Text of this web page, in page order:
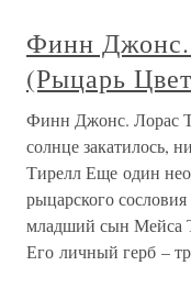
Финн Джонс.
(Рыцарь
Финн Джонс. Лорас
солнце закатилось,
Тирелл Еще один
рыцарского
младший сын Мейса
Его личный герб –